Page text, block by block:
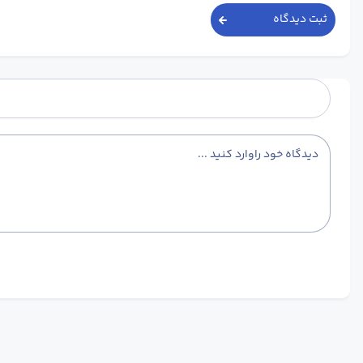
ثبت دیدگاه